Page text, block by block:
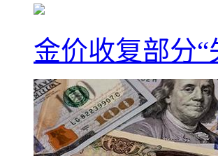
金价收复部分